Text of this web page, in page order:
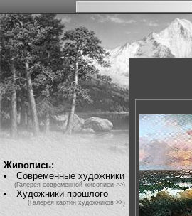
Живопись:
Современные художники
(Галерея современной живописи >>)
Художники прошлого
(Галерея картин художников >>)